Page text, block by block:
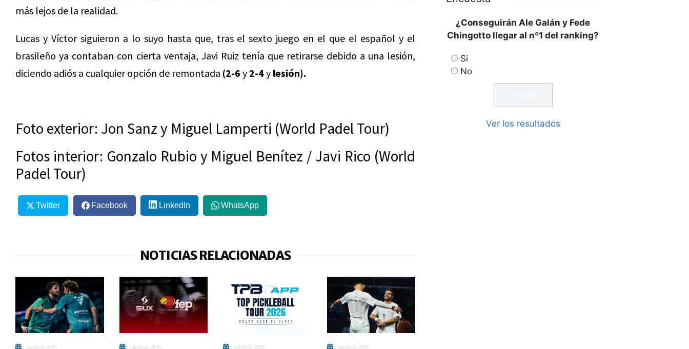
más lejos de la realidad.
Lucas y Víctor siguieron a lo suyo hasta que, tras el sexto juego en el que el español y el
brasileño ya contaban con cierta ventaja, Javi Ruiz tenía que retirarse debido a una lesión,
diciendo adiós a cualquier opción de remontada (2-6 y 2-4y lesión).
Foto exterior: Jon Sanz y Miguel Lamperti (World Padel Tour)
Fotos interior: Gonzalo Rubio y Miguel Benítez / Javi Rico (World
Padel Tour)
Twitter Facebook LinkedIn WhatsApp
NOTICIAS RELACIONADAS
agosto 6, 2026 agosto 6, 2026 agosto 6, 2026 agosto 6, 2026
¿Conseguirán Ale Galán y Fede
Chingotto llegar al nº1 del ranking?
Si
No
Ver los resultados